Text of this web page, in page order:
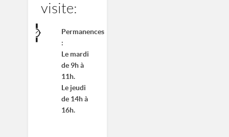
visite:
Permanences
:
Le mardi
de 9h à
11h.
Le jeudi
de 14h à
16h.